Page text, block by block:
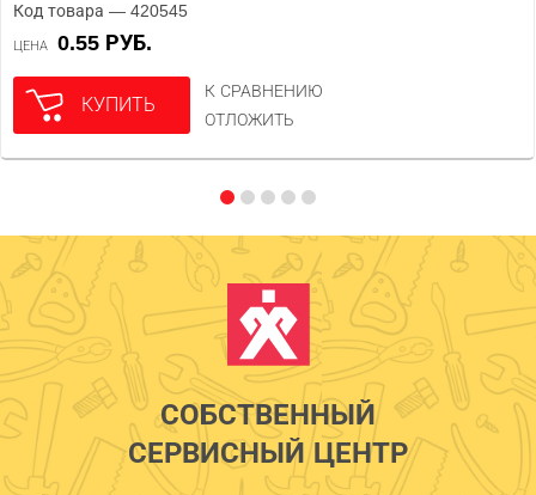
Код товара — 420545
ЦЕНА 0.55 РУБ.
КУПИТЬ
К СРАВНЕНИЮ
ОТЛОЖИТЬ
СОБСТВЕННЫЙ
СЕРВИСНЫЙ ЦЕНТР